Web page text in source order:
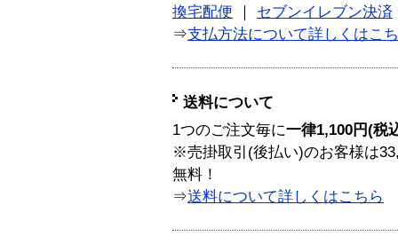
換宅配便
セブンイレブン決済
⇒支払方法について詳しくはこ
送料について
1つのご注文毎に一律1,100円(税
※売掛取引(後払い)のお客様は
無料！
⇒送料について詳しくはこちら